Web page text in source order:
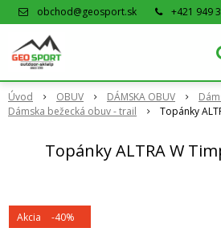
obchod@geosport.sk +421 949
Úvod OBUV DÁMSKA OBUV
Dámska bežecká obuv - trail
Topánky
Topánky ALTRA W
Akcia -40%